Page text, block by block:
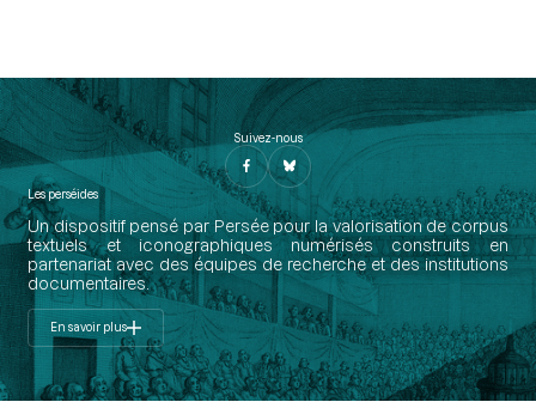
Suivez-nous
Les perséides
Un dispositif pensé par Persée pour la valorisation de corpus
textuels et iconographiques numérisés construits en
partenariat avec des équipes de recherche et des institutions
documentaires.
En savoir plus